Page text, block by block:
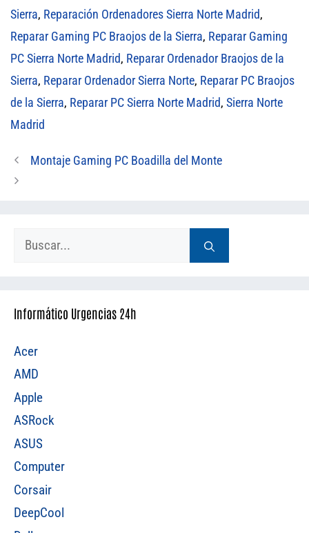
Sierra, Reparación Ordenadores Sierra Norte Madrid,
Reparar Gaming PC Braojos de la Sierra, Reparar Gaming
PC Sierra Norte Madrid, Reparar Ordenador Braojos de la
Sierra, Reparar Ordenador Sierra Norte, Reparar PC Braojos
de la Sierra, Reparar PC Sierra Norte Madrid, Sierra Norte
Madrid
Montaje Gaming PC Boadilla del Monte
Informático Urgencias 24h
Acer
AMD
Apple
ASRock
ASUS
Computer
Corsair
DeepCool